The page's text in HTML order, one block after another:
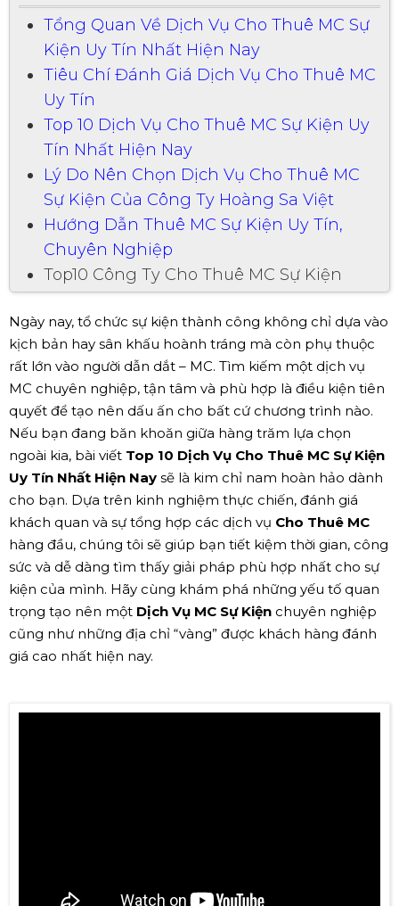
Tổng Quan Về Dịch Vụ Cho Thuê MC Sự
Kiện Uy Tín Nhất Hiện Nay
Tiêu Chí Đánh Giá Dịch Vụ Cho Thuê MC
Uy Tín
Top 10 Dịch Vụ Cho Thuê MC Sự Kiện Uy
Tín Nhất Hiện Nay
Lý Do Nên Chọn Dịch Vụ Cho Thuê MC
Sự Kiện Của Công Ty Hoàng Sa Việt
Hướng Dẫn Thuê MC Sự Kiện Uy Tín,
Chuyên Nghiệp
Top10 Công Ty Cho Thuê MC Sự Kiện
Ngày nay, tổ chức sự kiện thành công không chỉ dựa vào
kịch bản hay sân khấu hoành tráng mà còn phụ thuộc
rất lớn vào người dẫn dắt – MC. Tìm kiếm một dịch vụ
MC chuyên nghiệp, tận tâm và phù hợp là điều kiện tiên
quyết để tạo nên dấu ấn cho bất cứ chương trình nào.
Nếu bạn đang băn khoăn giữa hàng trăm lựa chọn
ngoài kia, bài viết Top 10 Dịch Vụ Cho Thuê MC Sự Kiện
Uy Tín Nhất Hiện Nay sẽ là kim chỉ nam hoàn hảo dành
cho bạn. Dựa trên kinh nghiệm thực chiến, đánh giá
khách quan và sự tổng hợp các dịch vụ Cho Thuê MC
hàng đầu, chúng tôi sẽ giúp bạn tiết kiệm thời gian, công
sức và dễ dàng tìm thấy giải pháp phù hợp nhất cho sự
kiện của mình. Hãy cùng khám phá những yếu tố quan
trọng tạo nên một Dịch Vụ MC Sự Kiện chuyên nghiệp
cũng như những địa chỉ “vàng” được khách hàng đánh
giá cao nhất hiện nay.